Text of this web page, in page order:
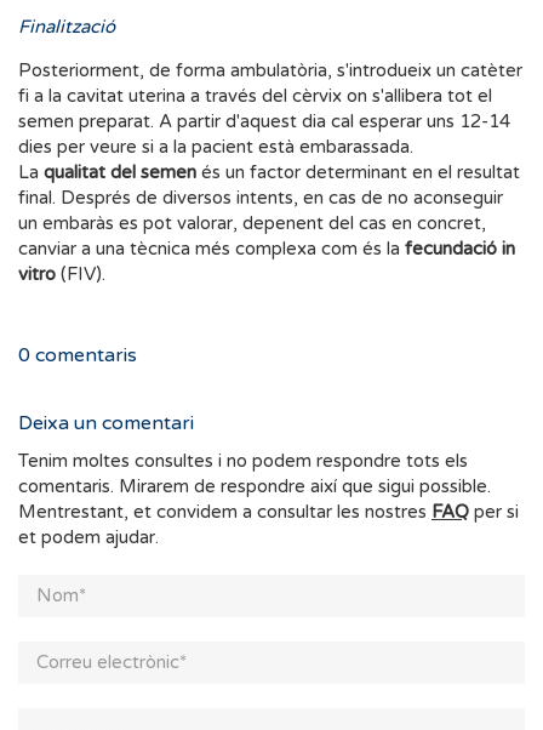
Finalització
Posteriorment, de forma ambulatòria, s'introdueix un catèter
fi a la cavitat uterina a través del cèrvix on s'allibera tot el
semen preparat. A partir d'aquest dia cal esperar uns 12-14
dies per veure si a la pacient està embarassada.
La qualitat del semen és un factor determinant en el resultat
final. Després de diversos intents, en cas de no aconseguir
un embaràs es pot valorar, depenent del cas en concret,
canviar a una tècnica més complexa com és la fecundació in
vitro (FIV).
0 comentaris
Deixa un comentari
Tenim moltes consultes i no podem respondre tots els
comentaris. Mirarem de respondre així que sigui possible.
Mentrestant, et convidem a consultar les nostres FAQ per si
et podem ajudar.